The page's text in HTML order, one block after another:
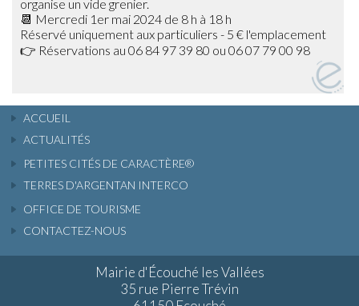
organise un vide grenier.
📆 Mercredi 1er mai 2024 de 8 h à 18 h
Réservé uniquement aux particuliers - 5 € l'emplacement
👉 Réservations au 06 84 97 39 80 ou 06 07 79 00 98
ACCUEIL
ACTUALITÉS
PETITES CITÉS DE CARACTÈRE®
TERRES D'ARGENTAN INTERCO
OFFICE DE TOURISME
CONTACTEZ-NOUS
Mairie d'Écouché les Vallées
35 rue Pierre Trévin